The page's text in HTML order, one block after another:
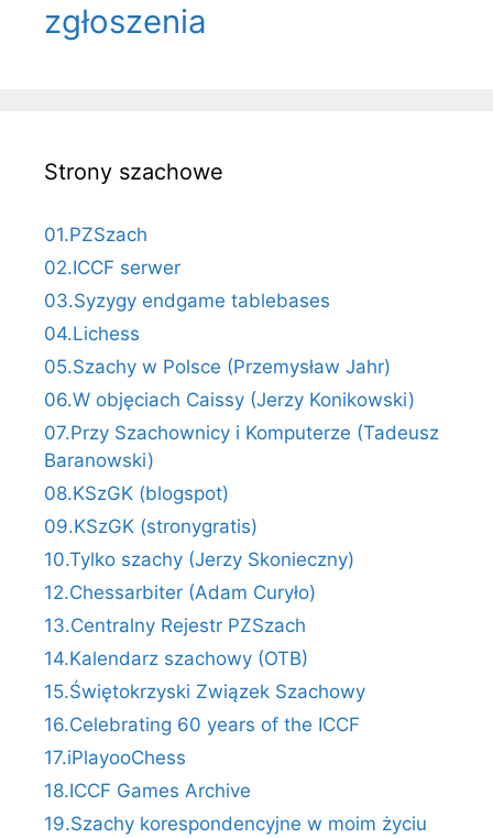
zgłoszenia
Strony szachowe
01.PZSzach
02.ICCF serwer
03.Syzygy endgame tablebases
04.Lichess
05.Szachy w Polsce (Przemysław Jahr)
06.W objęciach Caissy (Jerzy Konikowski)
07.Przy Szachownicy i Komputerze (Tadeusz
Baranowski)
08.KSzGK (blogspot)
09.KSzGK (stronygratis)
10.Tylko szachy (Jerzy Skonieczny)
12.Chessarbiter (Adam Curyło)
13.Centralny Rejestr PZSzach
14.Kalendarz szachowy (OTB)
15.Świętokrzyski Związek Szachowy
16.Celebrating 60 years of the ICCF
17.iPlayooChess
18.ICCF Games Archive
19.Szachy korespondencyjne w moim życiu